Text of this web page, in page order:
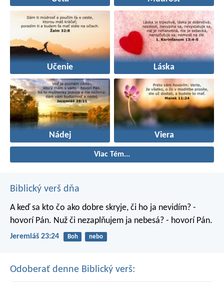
Učenie Láska
Nádej Viera
Viac Tém...
Biblický verš dňa
A keď sa kto čo ako dobre skryje, či ho ja nevidím? -
hovorí Pán. Nuž či nezaplňujem ja nebesá? - hovorí Pán.
Jeremiáš 23:24 Boh nebo
Odoberať denne Biblický verš: